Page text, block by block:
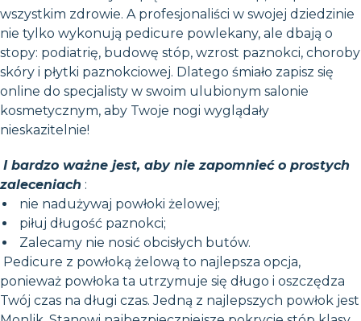
wszystkim zdrowie. A profesjonaliści w swojej dziedzinie
nie tylko wykonują pedicure powlekany, ale dbają o
stopy: podiatrię, budowę stóp, wzrost paznokci, choroby
skóry i płytki paznokciowej. Dlatego śmiało zapisz się
online do specjalisty w swoim ulubionym salonie
kosmetycznym, aby Twoje nogi wyglądały
nieskazitelnie!
I bardzo ważne jest, aby nie zapomnieć o prostych
zaleceniach :
nie nadużywaj powłoki żelowej;
piłuj długość paznokci;
Zalecamy nie nosić obcisłych butów.
Pedicure z powłoką żelową to najlepsza opcja,
ponieważ powłoka ta utrzymuje się długo i oszczędza
Twój czas na długi czas. Jedną z najlepszych powłok jest